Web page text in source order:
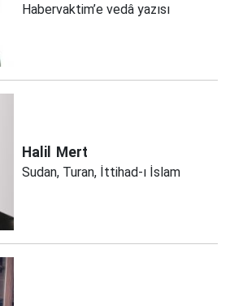
Habervaktim’e vedâ yazısı
Halil Mert
Sudan, Turan, İttihad-ı İslam